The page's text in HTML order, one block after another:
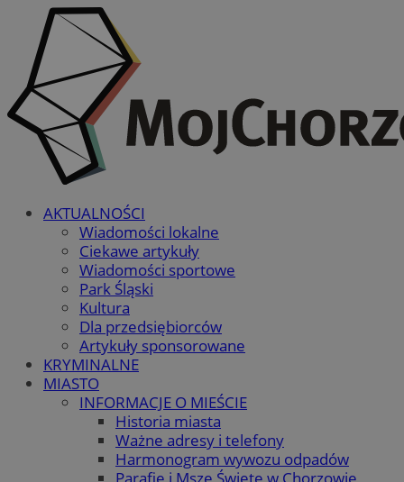
AKTUALNOŚCI
Wiadomości lokalne
Ciekawe artykuły
Wiadomości sportowe
Park Śląski
Kultura
Dla przedsiębiorców
Artykuły sponsorowane
KRYMINALNE
MIASTO
INFORMACJE O MIEŚCIE
Historia miasta
Ważne adresy i telefony
Harmonogram wywozu odpadów